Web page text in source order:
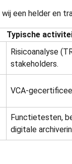
een helder en
Typische
Risicoanalyse
stakeholders.
VCA-
Functietesten,
digitale